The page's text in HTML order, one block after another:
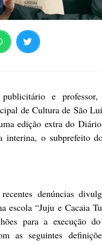
e professor,
de Cultura de São
edição extra do
interina, o subprefeito
denúncias
escola “Juju e Cacaia
para a execução
as seguintes